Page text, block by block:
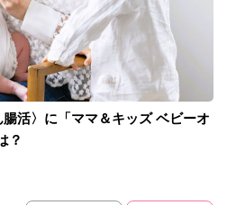
活〉に「ママ＆キッズ ベビーオ
？